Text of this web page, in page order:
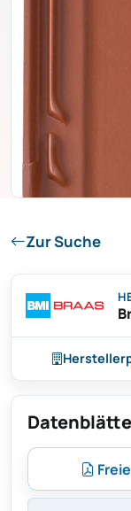
Zur Suche